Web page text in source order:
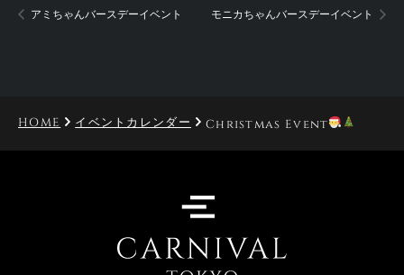
アミちゃんバースデーイベント モニカちゃんバースデーイベント
HOME イベントカレンダー Christmas Event